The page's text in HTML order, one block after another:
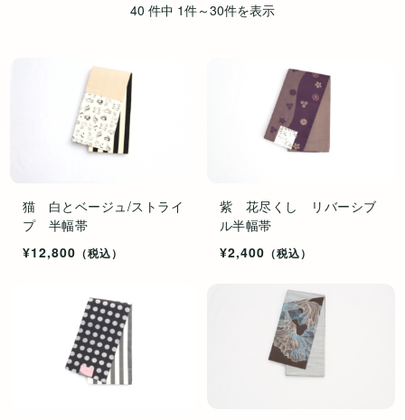
40 件中 1件～30件を表示
猫 白とベージュ/ストライ
プ 半幅帯
¥12,800 （税込）
紫 花尽くし リバーシブ
ル半幅帯
¥2,400 （税込）